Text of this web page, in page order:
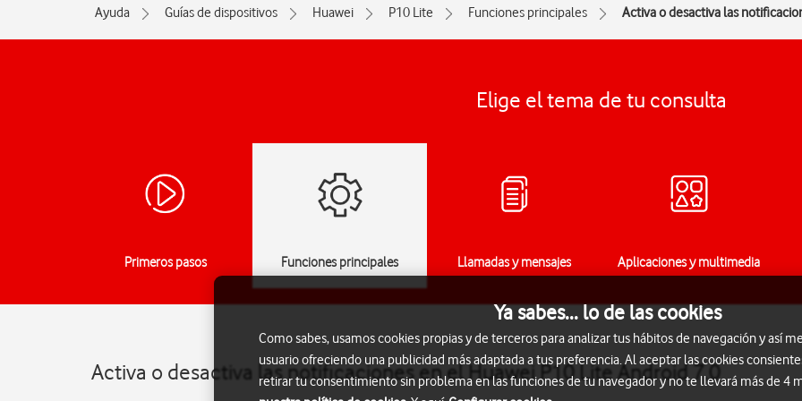
Ayuda Guías de dispositivos Huawei P10 Lite Funciones principales Activa o desactiva las
Elige el tema de tu consulta
Primeros pasos Funciones principales Llamadas y mensajes Aplicaciones y multimedia
Activa o desactiva las notificaciones en el Huawei P10 Lite Android 7.0
Ya sabes... lo de las cookies
Como sabes, usamos cookies propias y de terceros para analizar tus hábitos de navegación y así
usuario ofreciendo una publicidad más adaptada a tus preferencia. Al aceptar las cookies
retirar tu consentimiento sin problema en las funciones de tu navegador y no te llevará más de 4